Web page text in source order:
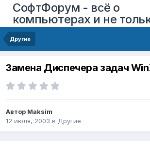
СофтФорум - всё о
компьютерах и не
Другие
Замена Диспечера задач
Автор Maksim
12 июля, 2003 в Другие